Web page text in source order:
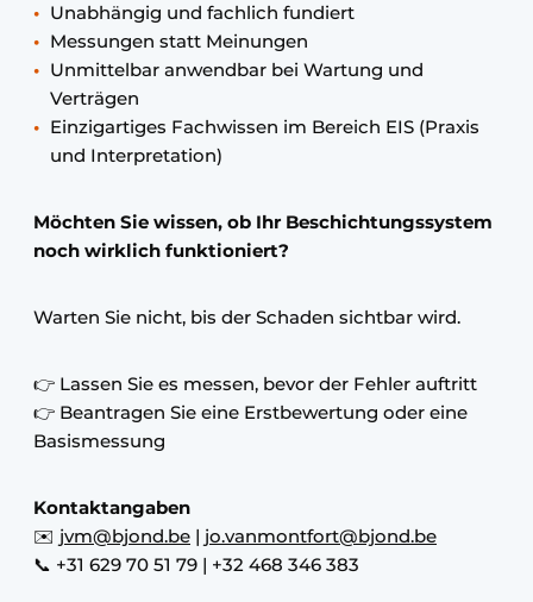
Unabhängig und fachlich fundiert
Messungen statt Meinungen
Unmittelbar anwendbar bei Wartung und
Verträgen
Einzigartiges Fachwissen im Bereich EIS (Praxis
und Interpretation)
Möchten Sie wissen, ob Ihr Beschichtungssystem
noch wirklich funktioniert?
Warten Sie nicht, bis der Schaden sichtbar wird.
👉 Lassen Sie es messen, bevor der Fehler auftritt
👉 Beantragen Sie eine Erstbewertung oder eine
Basismessung
Kontaktangaben
✉️ jvm@bjond.be | jo.vanmontfort@bjond.be
📞 +31 629 70 51 79 | +32 468 346 383